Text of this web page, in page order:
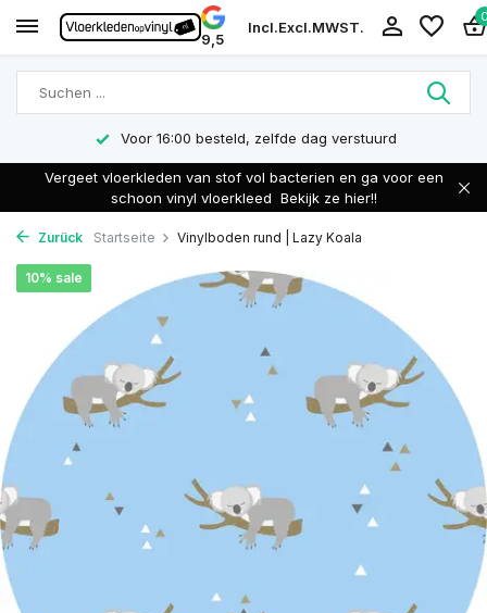
9,5
Incl.Excl.MWST.
Voor 16:00 besteld, zelfde dag verstuurd
Vergeet vloerkleden van stof vol bacterien en ga voor een
schoon vinyl vloerkleed Bekijk ze hier!!
Zurück Startseite Vinylboden rund | Lazy Koala
10% sale